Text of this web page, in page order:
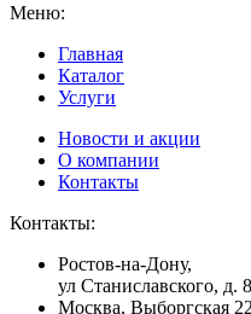
Меню:
Главная
Каталог
Услуги
Новости и акции
О компании
Контакты
Контакты:
Ростов-на-Дону,
ул Станиславского, д.
Москва, Выборгская